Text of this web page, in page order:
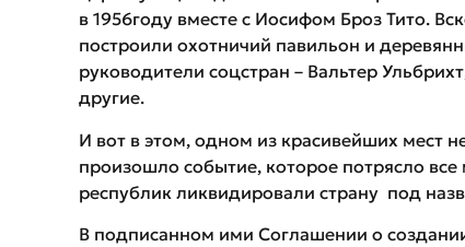
в 1956году вместе с Иосифом Броз Тито.
построили охотничий павильон и
руководители соцстран – Вальтер
другие.
И вот в этом, одном из красивейших мест
произошло событие, которое потрясло
республик ликвидировали страну под
В подписанном ими Соглашении о